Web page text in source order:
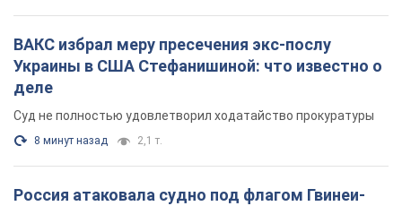
ВАКС избрал меру пресечения экс-послу
Украины в США Стефанишиной: что известно о
деле
Суд не полностью удовлетворил ходатайство прокуратуры
8 минут назад 2,1 т.
Россия атаковала судно под флагом Гвинеи-